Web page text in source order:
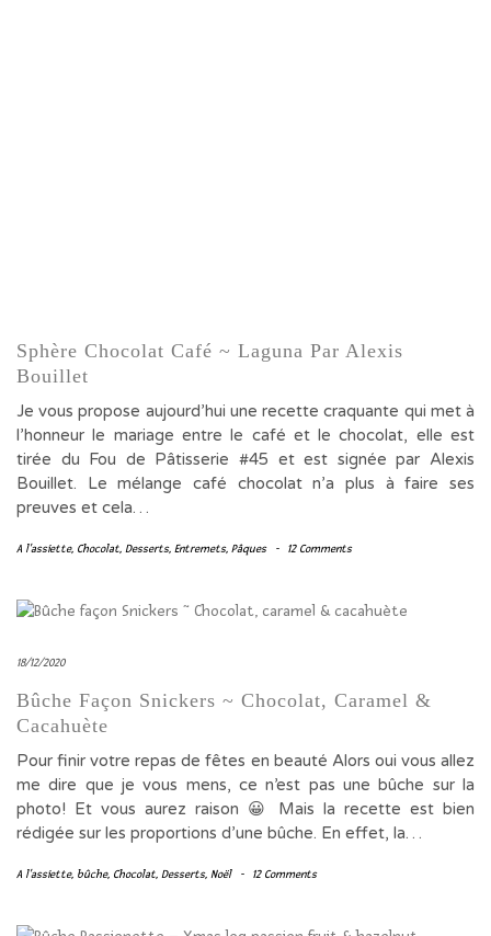
Sphère Chocolat Café ~ Laguna Par Alexis
Bouillet
Je vous propose aujourd’hui une recette craquante qui met à
l’honneur le mariage entre le café et le chocolat, elle est
tirée du Fou de Pâtisserie #45 et est signée par Alexis
Bouillet. Le mélange café chocolat n’a plus à faire ses
preuves et cela…
A l'assiette, Chocolat, Desserts, Entremets, Pâques - 12 Comments
18/12/2020
Bûche Façon Snickers ~ Chocolat, Caramel &
Cacahuète
Pour finir votre repas de fêtes en beauté Alors oui vous allez
me dire que je vous mens, ce n’est pas une bûche sur la
photo! Et vous aurez raison 😀 Mais la recette est bien
rédigée sur les proportions d’une bûche. En effet, la…
A l'assiette, bûche, Chocolat, Desserts, Noël - 12 Comments